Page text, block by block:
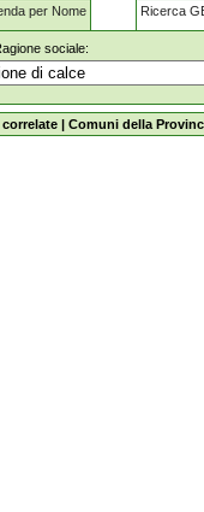
per Nome Ricerca
sociale:
di-calce agazzano
| Comuni della